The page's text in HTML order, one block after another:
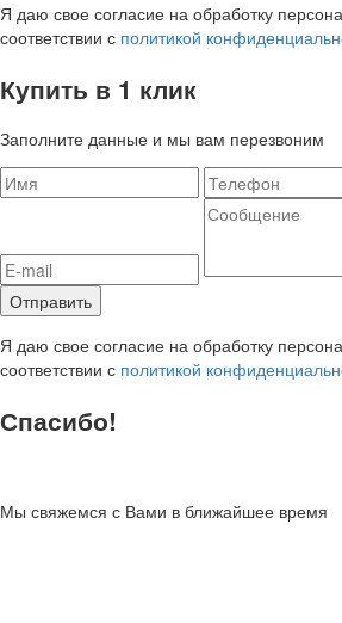
Я даю свое согласие на обработку
соответствии с политикой
Купить в 1 клик
Заполните данные и мы вам перезвоним
Я даю свое согласие на обработку
соответствии с политикой
Спасибо!
Мы свяжемся с Вами в ближайшее время